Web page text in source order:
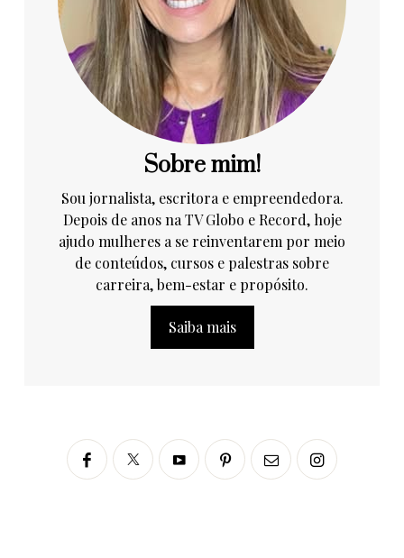
Sobre mim!
Sou jornalista, escritora e empreendedora.
Depois de anos na TV Globo e Record, hoje
ajudo mulheres a se reinventarem por meio
de conteúdos, cursos e palestras sobre
carreira, bem-estar e propósito.
Saiba mais